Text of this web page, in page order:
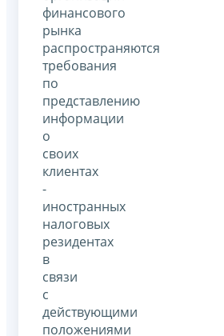
финансового
рынка
распространяются
требования
по
представлению
информации
о
своих
клиентах
-
иностранных
налоговых
резидентах
в
связи
с
действующими
положениями